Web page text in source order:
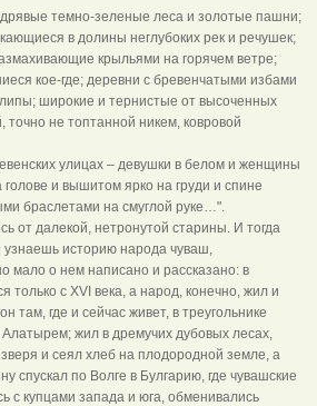
темно-зеленые леса и золотые пашни;
в долины неглубоких рек и речушек;
крыльями на горячем ветре;
кое-где; деревни с бревенчатыми избами
широкие и тернистые от высоченных
точно не топтанной никем, ковровой
улицах – девушки в белом и женщины
и вышитом ярко на груди и спине
браслетами на смуглой руке…".
от далекой, нетронутой старины. И тогда
историю народа чуваш,
мало о нем написано и рассказано: в
только с XVI века, а народ, конечно, жил и
там, где и сейчас живет, в треугольнике
жил в дремучих дубовых лесах,
и сеял хлеб на плодородной земле, а
спускал по Волге в Булгарию, где чувашские
с купцами запада и юга, обменивались